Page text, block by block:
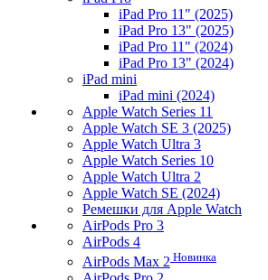
iPad Pro 11" (2025)
iPad Pro 13" (2025)
iPad Pro 11" (2024)
iPad Pro 13" (2024)
iPad mini
iPad mini (2024)
Apple Watch Series 11
Apple Watch SE 3 (2025)
Apple Watch Ultra 3
Apple Watch Series 10
Apple Watch Ultra 2
Apple Watch SE (2024)
Ремешки для Apple Watch
AirPods Pro 3
AirPods 4
AirPods Max 2 Новинка